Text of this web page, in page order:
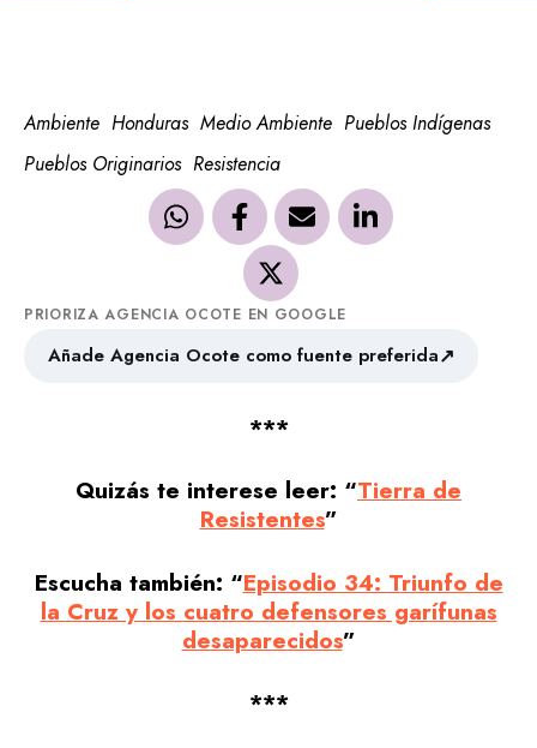
Ambiente Honduras Medio Ambiente Pueblos Indígenas
Pueblos Originarios Resistencia
PRIORIZA AGENCIA OCOTE EN GOOGLE
Añade Agencia Ocote como fuente preferida↗
***
Quizás te interese leer: “Tierra de
Resistentes”
Escucha también: “Episodio 34: Triunfo de
la Cruz y los cuatro defensores garífunas
desaparecidos”
***